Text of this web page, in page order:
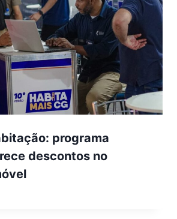
programa
descontos no